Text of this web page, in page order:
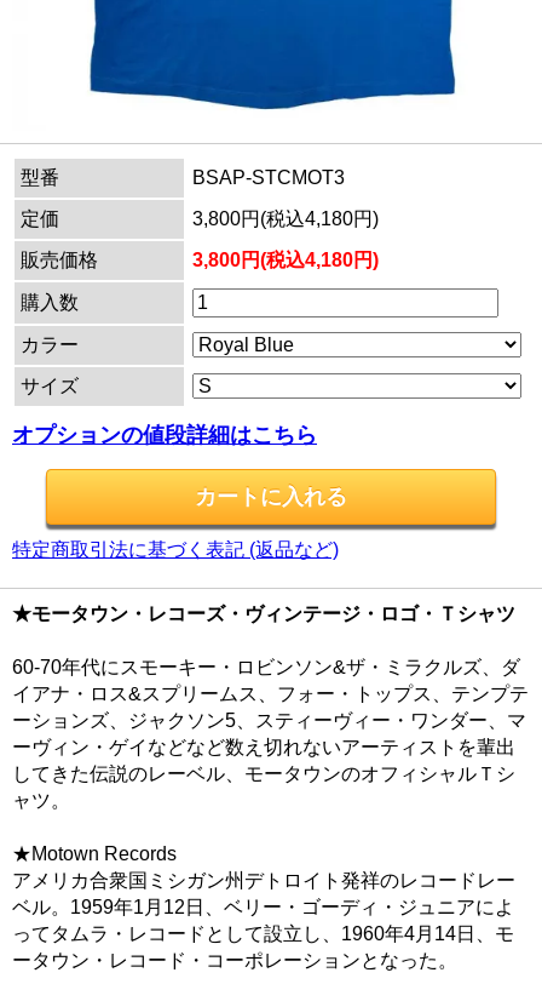
型番
BSAP-STCMOT3
定価
3,800円(税込4,180円)
販売価格
3,800円(税込4,180円)
購入数
カラー
サイズ
オプションの値段詳細はこちら
特定商取引法に基づく表記 (返品など)
★モータウン・レコーズ・ヴィンテージ・ロゴ・Ｔシャツ
60-70年代にスモーキー・ロビンソン&ザ・ミラクルズ、ダ
イアナ・ロス&スプリームス、フォー・トップス、テンプテ
ーションズ、ジャクソン5、スティーヴィー・ワンダー、マ
ーヴィン・ゲイなどなど数え切れないアーティストを輩出
してきた伝説のレーベル、モータウンのオフィシャルＴシ
ャツ。
★Motown Records
アメリカ合衆国ミシガン州デトロイト発祥のレコードレー
ベル。1959年1月12日、ベリー・ゴーディ・ジュニアによ
ってタムラ・レコードとして設立し、1960年4月14日、モ
ータウン・レコード・コーポレーションとなった。